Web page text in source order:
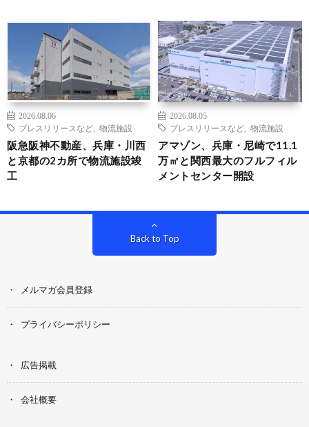
2026.08.06
プレスリリースなど
物流施設
阪急阪神不動産、兵庫・川西
と京都の2カ所で物流施設竣
工
2026.08.05
プレスリリースなど
物流施設
アマゾン、兵庫・尼崎で11.1
万㎡と関西最大のフルフィル
メントセンター開設
Back to Top
メルマガ会員登録
プライバシーポリシー
広告掲載
会社概要